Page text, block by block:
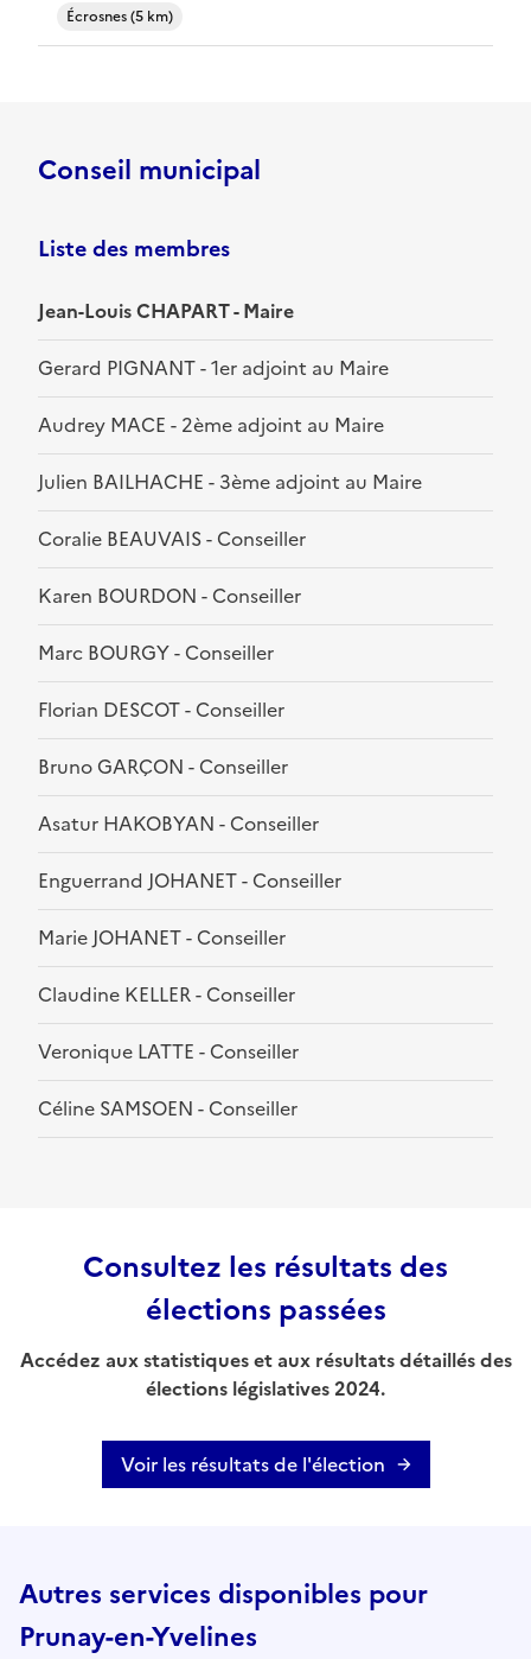
Écrosnes (5 km)
Conseil municipal
Liste des membres
Jean-Louis CHAPART - Maire
Gerard PIGNANT - 1er adjoint au Maire
Audrey MACE - 2ème adjoint au Maire
Julien BAILHACHE - 3ème adjoint au Maire
Coralie BEAUVAIS - Conseiller
Karen BOURDON - Conseiller
Marc BOURGY - Conseiller
Florian DESCOT - Conseiller
Bruno GARÇON - Conseiller
Asatur HAKOBYAN - Conseiller
Enguerrand JOHANET - Conseiller
Marie JOHANET - Conseiller
Claudine KELLER - Conseiller
Veronique LATTE - Conseiller
Céline SAMSOEN - Conseiller
Consultez les résultats des
élections passées
Accédez aux statistiques et aux résultats détaillés des
élections législatives 2024.
Voir les résultats de l'élection
Autres services disponibles pour
Prunay-en-Yvelines